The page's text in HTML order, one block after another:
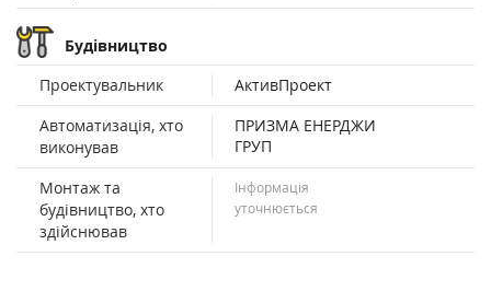
Будівництво
Проектувальник
АктивПроект
Автоматизація, хто
виконував
ПРИЗМА ЕНЕРДЖИ
ГРУП
Монтаж та
будівництво, хто
здійснював
Інформація
уточнюється